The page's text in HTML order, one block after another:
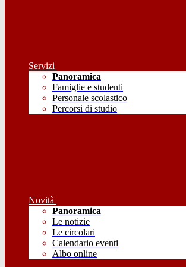
Servizi
Panoramica
Famiglie e studenti
Personale scolastico
Percorsi di studio
Novità
Panoramica
Le notizie
Le circolari
Calendario eventi
Albo online